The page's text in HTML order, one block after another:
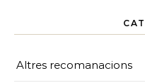
Altres recomanacions